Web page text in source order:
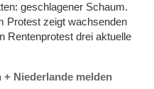
geschlagener Schaum.
Protest zeigt wachsenden
Rentenprotest drei aktuelle
Niederlande melden